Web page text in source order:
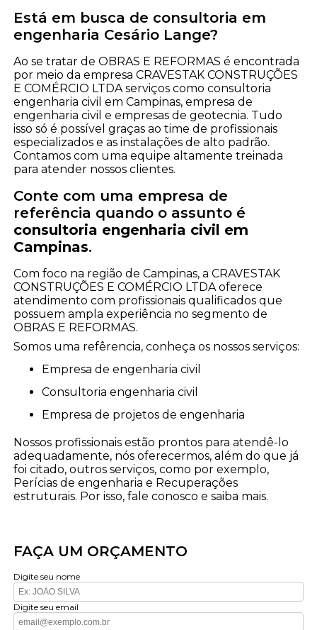
Está em busca de consultoria em
engenharia Cesário Lange?
Ao se tratar de OBRAS E REFORMAS é encontrada
por meio da empresa CRAVESTAK CONSTRUÇÕES
E COMÉRCIO LTDA serviços como consultoria
engenharia civil em Campinas, empresa de
engenharia civil e empresas de geotecnia. Tudo
isso só é possível graças ao time de profissionais
especializados e as instalações de alto padrão.
Contamos com uma equipe altamente treinada
para atender nossos clientes.
Conte com uma empresa de
referência quando o assunto é
consultoria engenharia civil em
Campinas.
Com foco na região de Campinas, a CRAVESTAK
CONSTRUÇÕES E COMÉRCIO LTDA oferece
atendimento com profissionais qualificados que
possuem ampla experiência no segmento de
OBRAS E REFORMAS.
Somos uma refêrencia, conheça os nossos serviços:
empresa de engenharia civil
consultoria engenharia civil
empresa de projetos de engenharia
Nossos profissionais estão prontos para atendê-lo
adequadamente, nós oferecermos, além do que já
foi citado, outros serviços, como por exemplo,
Perícias de engenharia e Recuperações
estruturais. Por isso, fale conosco e saiba mais.
FAÇA UM ORÇAMENTO
Digite seu nome
Digite seu email